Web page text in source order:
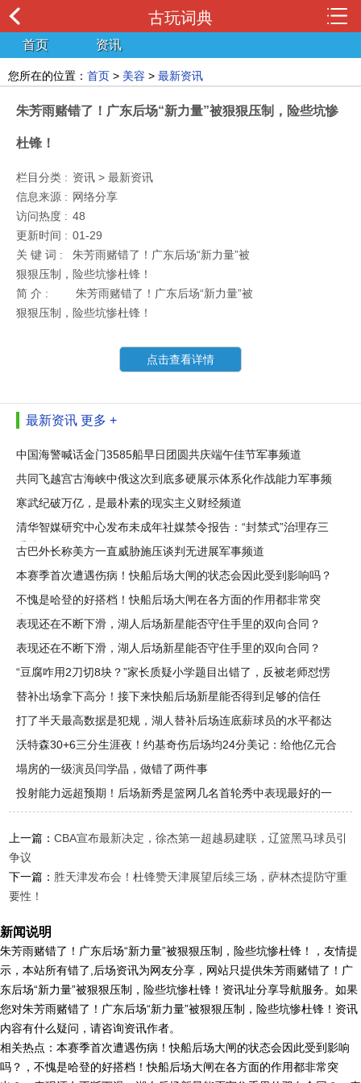
古玩词典
首页 资讯
您所在的位置： 首页 > 美容 > 最新资讯
朱芳雨赌错了！广东后场“新力量”被狠狠压制，险些坑惨
杜锋！
栏目分类 : 资讯 > 最新资讯
信息来源 : 网络分享
访问热度 : 48
更新时间 : 01-29
关 键 词 :
朱芳雨赌错了！广东后场“新力量”被
狠狠压制，险些坑惨杜锋！
简 介 :
朱芳雨赌错了！广东后场“新力量”被
狠狠压制，险些坑惨杜锋！
点击查看详情
最新资讯 更多 +
中国海警喊话金门3585船早日团圆共庆端午佳节军事频道
共同飞越宫古海峡中俄这次到底多硬展示体系化作战能力军事频
道
寒武纪破万亿，是最朴素的现实主义财经频道
清华智媒研究中心发布未成年社媒禁令报告：“封禁式”治理存三
重结
古巴外长称美方一直威胁施压谈判无进展军事频道
本赛季首次遭遇伤病！快船后场大闸的状态会因此受到影响吗？
不愧是哈登的好搭档！快船后场大闸在各方面的作用都非常突
出？
表现还在不断下滑，湖人后场新星能否守住手里的双向合同？
表现还在不断下滑，湖人后场新星能否守住手里的双向合同？
“豆腐咋用2刀切8块？”家长质疑小学题目出错了，反被老师怼愣
住
替补出场拿下高分！接下来快船后场新星能否得到足够的信任
呢？
打了半天最高数据是犯规，湖人替补后场连底薪球员的水平都达
不到
沃特森30+6三分生涯夜！约基奇伤后场均24分美记：给他亿元合
同
塌房的一级演员闫学晶，做错了两件事
投射能力远超预期！后场新秀是篮网几名首轮秀中表现最好的一
位了
上一篇：CBA宣布最新决定，徐杰第一超越易建联，辽篮黑马球员引
争议
下一篇： 胜天津发布会！杜锋赞天津展望后续三场，萨林杰提防守重
要性！
新闻说明
朱芳雨赌错了！广东后场“新力量”被狠狠压制，险些坑惨杜锋！，友情提
示，本站所有错了,后场资讯为网友分享，网站只提供朱芳雨赌错了！广
东后场“新力量”被狠狠压制，险些坑惨杜锋！资讯址分享导航服务。如果
您对朱芳雨赌错了！广东后场“新力量”被狠狠压制，险些坑惨杜锋！资讯
内容有什么疑问，请咨询资讯作者。
相关热点：本赛季首次遭遇伤病！快船后场大闸的状态会因此受到影响
吗？，不愧是哈登的好搭档！快船后场大闸在各方面的作用都非常突